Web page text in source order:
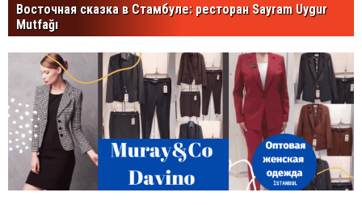
Восточная сказка в Стамбуле: ресторан Sayram Uygur
Mutfağı